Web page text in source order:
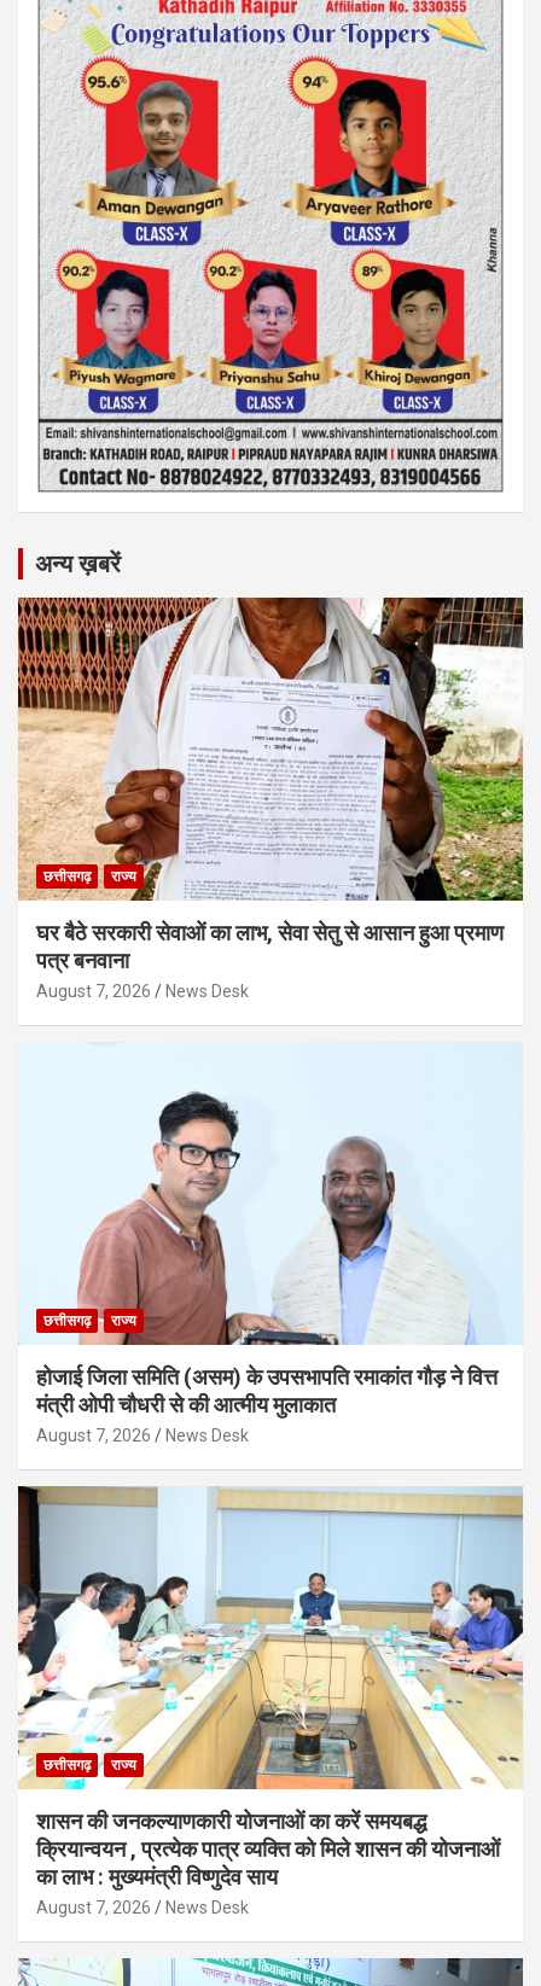
अन्य ख़बरें
छत्तीसगढ़ राज्य
घर बैठे सरकारी सेवाओं का लाभ, सेवा सेतु से आसान हुआ प्रमाण
पत्र बनवाना
August 7, 2026 News Desk
छत्तीसगढ़ राज्य
होजाई जिला समिति (असम) के उपसभापति रमाकांत गौड़ ने वित्त
मंत्री ओपी चौधरी से की आत्मीय मुलाकात
August 7, 2026 News Desk
छत्तीसगढ़ राज्य
शासन की जनकल्याणकारी योजनाओं का करें समयबद्ध
क्रियान्वयन , प्रत्येक पात्र व्यक्ति को मिले शासन की योजनाओं
का लाभ : मुख्यमंत्री विष्णुदेव साय
August 7, 2026 News Desk